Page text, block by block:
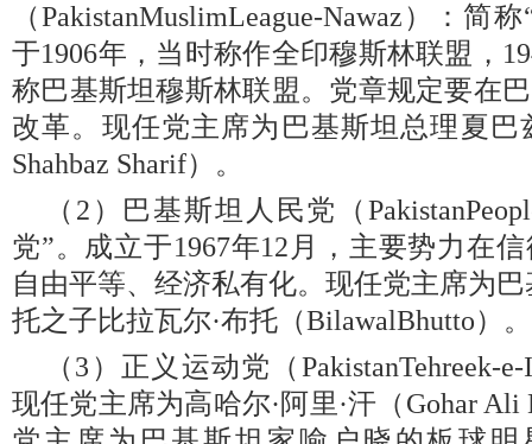
（PakistanMuslimLeague-Nawaz）：简
于1906年，当时称作全印穆斯林联盟，
称巴基斯坦穆斯林联盟。党章规定要在
改革。现任党主席为巴基斯坦总理夏巴
Shahbaz Sharif）。
（2）巴基斯坦人民党（
党”。成立于1967年12月，主要势力在
自由平等、经济私有化。现任党主席为
托之子比拉瓦尔·布托（BilawalBhutto）。
（3）正义运动党（PakistanTehreek-
现任党主席为高哈尔·阿里·汗（Gohar